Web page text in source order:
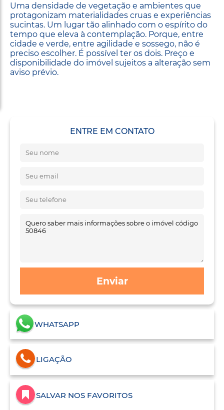
Uma densidade de vegetação e ambientes que
protagonizam materialidades cruas e experiências
sucintas. Um lugar tão alinhado com o espírito do
tempo que eleva à contemplação. Porque, entre
cidade e verde, entre agilidade e sossego, não é
preciso escolher. É possível ter os dois. Preço e
disponibilidade do imóvel sujeitos a alteração sem
aviso prévio.
ENTRE EM CONTATO
Enviar
WHATSAPP
LIGAÇÃO
SALVAR NOS FAVORITOS